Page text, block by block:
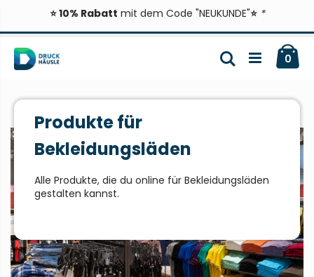
⭐ 10% Rabatt mit dem Code "NEUKUNDE"⭐ *
Inhalt
springen
0
Suche
Produkte für
Bekleidungsläden
Alle Produkte, die du online für Bekleidungsläden
gestalten kannst.